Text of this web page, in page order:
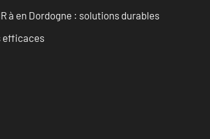
à en Dordogne : solutions durables
efficaces